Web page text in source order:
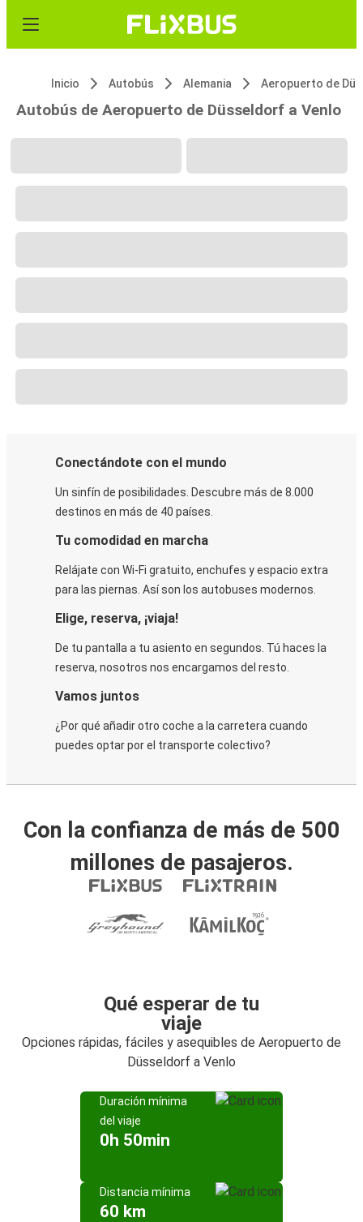
Inicio Autobús Alemania
Autobús de Aeropuerto de Düsseldorf a Venlo
Conectándote con el mundo
Un sinfín de posibilidades. Descubre más de 8.000
destinos en más de 40 países.
Tu comodidad en marcha
Relájate con Wi-Fi gratuito, enchufes y espacio extra
para las piernas. Así son los autobuses modernos.
Elige, reserva, ¡viaja!
De tu pantalla a tu asiento en segundos. Tú haces la
reserva, nosotros nos encargamos del resto.
Vamos juntos
¿Por qué añadir otro coche a la carretera cuando
puedes optar por el transporte colectivo?
Con la confianza de más de 500
millones de pasajeros.
Qué esperar de tu
viaje
Opciones rápidas, fáciles y asequibles de Aeropuerto de
Düsseldorf a Venlo
Duración mínima
del viaje
0h 50min
Distancia mínima
60 km